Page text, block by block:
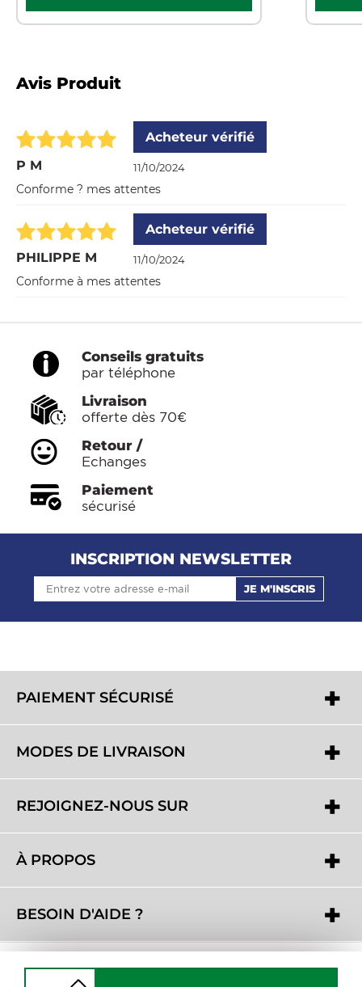
Avis Produit
P M
Acheteur vérifié
11/10/2024
Conforme ? mes attentes
PHILIPPE M
Acheteur vérifié
11/10/2024
Conforme à mes attentes
Conseils gratuits
par téléphone
Livraison
offerte dès 70€
Retour /
Echanges
Paiement
sécurisé
INSCRIPTION NEWSLETTER
JE M'INSCRIS
PAIEMENT SÉCURISÉ
MODES DE LIVRAISON
REJOIGNEZ-NOUS SUR
À PROPOS
BESOIN D'AIDE ?